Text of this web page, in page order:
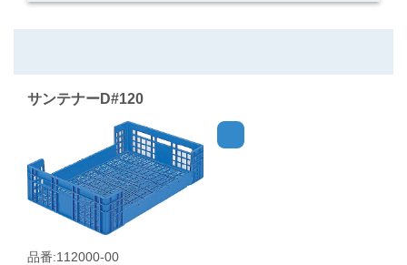
サンテナーD#120
品番:112000-00